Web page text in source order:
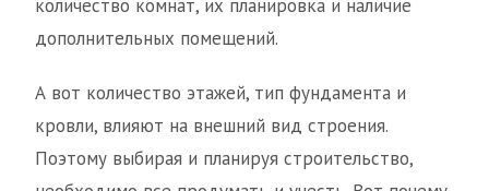
количество комнат, их планировка и наличие
дополнительных помещений.
А вот количество этажей, тип фундамента и
кровли, влияют на внешний вид строения.
Поэтому выбирая и планируя строительство,